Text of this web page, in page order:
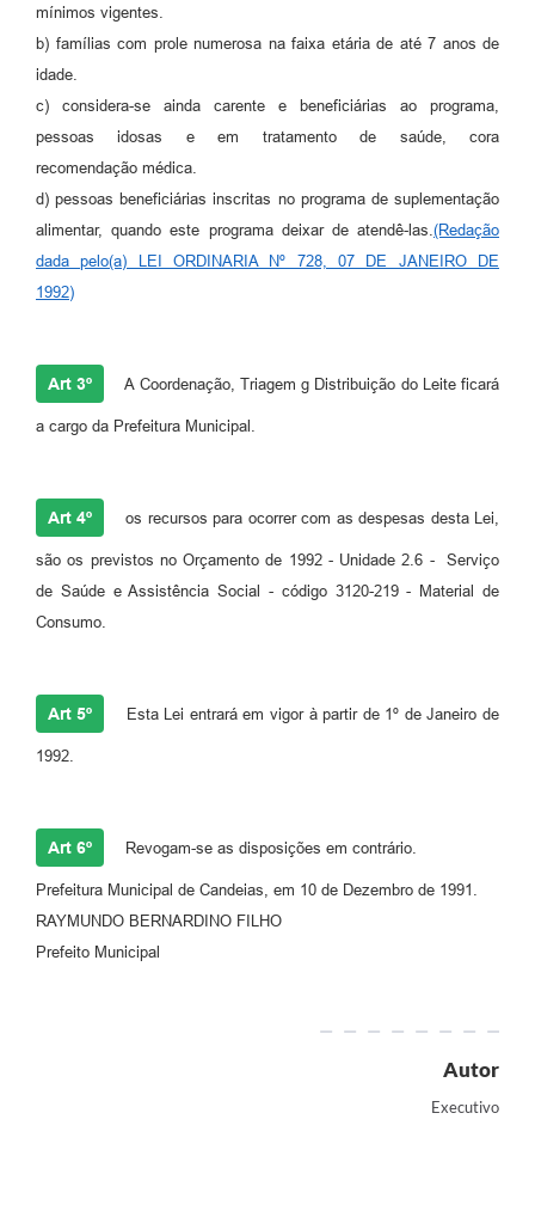
Legislação para Concurso
Transparência dos recursos municipais empregado no
Lei Aldir Blanc
PNAB - CICLO 2
Prestação de Contas Secretária de Saúde
RELATÓRIO ESPORTE MUNICIPAL 2025
mínimos vigentes.
b) famílias com prole numerosa na faixa etária de até 7 anos de
idade.
c) considera-se ainda carente e beneficiárias ao programa,
pessoas idosas e em tratamento de saúde, cora
recomendação médica.
d) pessoas beneficiárias inscritas no programa de suplementação
alimentar, quando este programa deixar de atendê-las. (Redação
dada pelo(a) LEI ORDINARIA Nº 728, 07 DE JANEIRO DE
1992)
Art 3º A Coordenação, Triagem g Distribuição do Leite ficará
a cargo da Prefeitura Municipal.
Art 4º os recursos para ocorrer com as despesas desta Lei,
são os previstos no Orçamento de 1992 - Unidade 2.6 - Serviço
de Saúde e Assistência Social - código 3120-219 - Material de
Consumo.
Art 5º Esta Lei entrará em vigor à partir de 1º de Janeiro de
1992.
Art 6º Revogam-se as disposições em contrário.
Prefeitura Municipal de Candeias, em 10 de Dezembro de 1991.
RAYMUNDO BERNARDINO FILHO
Prefeito Municipal
Autor
Executivo